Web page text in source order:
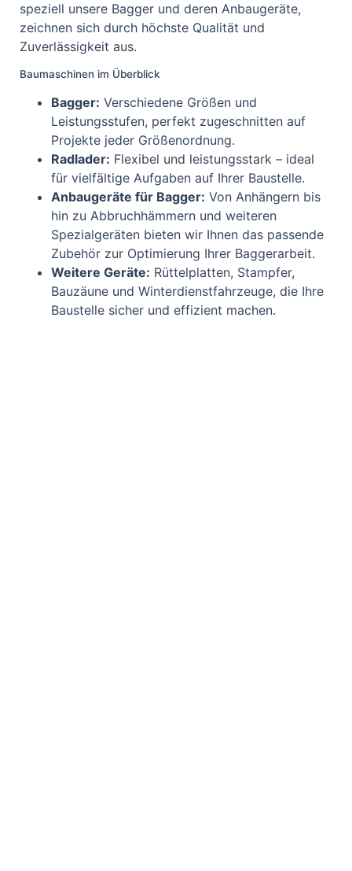
speziell unsere Bagger und deren Anbaugeräte,
zeichnen sich durch höchste Qualität und
Zuverlässigkeit aus.
Baumaschinen im Überblick
Bagger: Verschiedene Größen und
Leistungsstufen, perfekt zugeschnitten auf
Projekte jeder Größenordnung.
Radlader: Flexibel und leistungsstark – ideal
für vielfältige Aufgaben auf Ihrer Baustelle.
Anbaugeräte für Bagger: Von Anhängern bis
hin zu Abbruchhämmern und weiteren
Spezialgeräten bieten wir Ihnen das passende
Zubehör zur Optimierung Ihrer Baggerarbeit.
Weitere Geräte: Rüttelplatten, Stampfer,
Bauzäune und Winterdienstfahrzeuge, die Ihre
Baustelle sicher und effizient machen.